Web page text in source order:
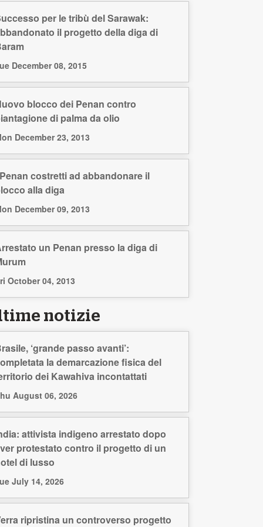
per le tribù del Sarawak:
il progetto della diga di
December 08, 2015
blocco dei Penan contro
di palma da olio
December 23, 2013
costretti ad abbandonare il
alla diga
December 09, 2013
un Penan presso la diga di
October 04, 2013
notizie
‘grande passo avanti’:
la demarcazione fisica del
dei Kawahiva incontattati
August 06, 2026
attivista indigeno arrestato dopo
protestato contro il progetto di un
di lusso
July 14, 2026
ripristina un controverso progetto